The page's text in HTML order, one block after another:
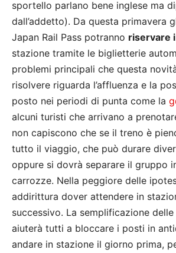
sportello parlano bene inglese ma
dall’addetto). Da questa primavera
Japan Rail Pass potranno riservare
stazione tramite le biglietterie
problemi principali che questa
risolvere riguarda l’affluenza e la
posto nei periodi di punta come la
alcuni turisti che arrivano a
non capiscono che se il treno è
tutto il viaggio, che può durare
oppure si dovrà separare il gruppo
carrozze. Nella peggiore delle
addirittura dover attendere in
successivo. La semplificazione
aiuterà tutti a bloccare i posti in
andare in stazione il giorno prima,